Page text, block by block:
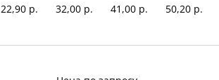
22,90 р. 32,00 р. 41,00 р. 50,20 р.